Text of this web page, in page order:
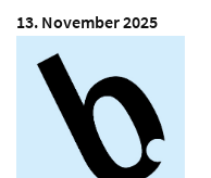
13. November 2025